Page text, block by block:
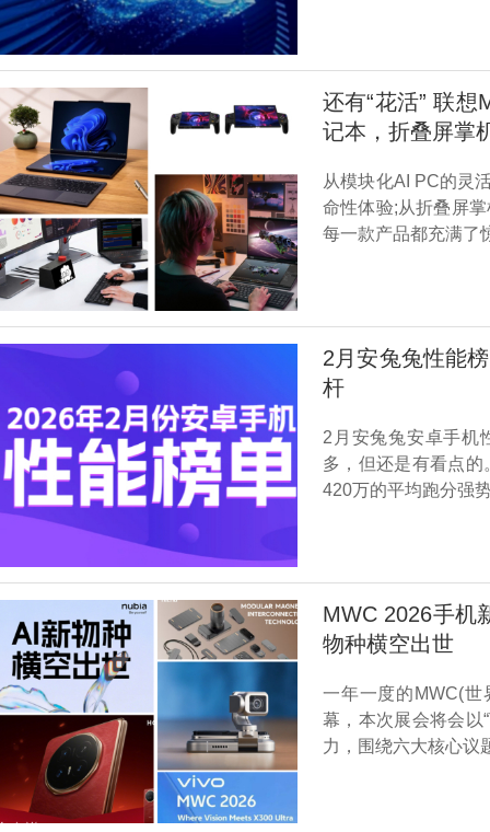
还有“花活” 联
记本，折叠屏掌
从模块化AI PC的灵
命性体验;从折叠屏
每一款产品都充满了
2月安兔兔性能
杆
2月安兔兔安卓手机
多，但还是有看点的
420万的平均跑分强
MWC 2026手机
物种横空出世
一年一度的MWC(
幕，本次展会将会以
力，围绕六大核心议